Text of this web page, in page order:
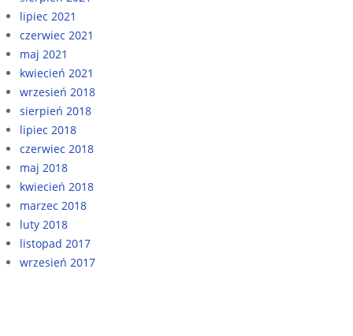
lipiec 2021
czerwiec 2021
maj 2021
kwiecień 2021
wrzesień 2018
sierpień 2018
lipiec 2018
czerwiec 2018
maj 2018
kwiecień 2018
marzec 2018
luty 2018
listopad 2017
wrzesień 2017